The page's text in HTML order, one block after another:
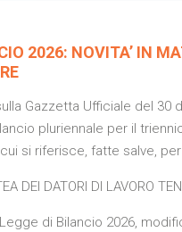
2026: NOVITA’ IN
Gazzetta Ufficiale del 30
pluriennale per il
cui si riferisce, fatte salve,
DEI DATORI DI LAVORO
di Bilancio 2026,